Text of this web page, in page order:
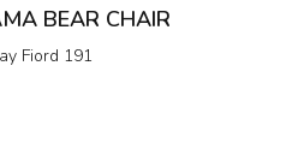
BEAR CHAIR
Fiord 191